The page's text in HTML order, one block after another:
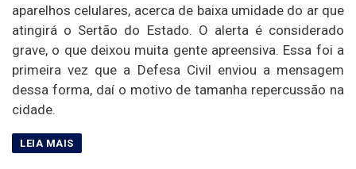
aparelhos celulares, acerca de baixa umidade do ar que
atingirá o Sertão do Estado. O alerta é considerado
grave, o que deixou muita gente apreensiva. Essa foi a
primeira vez que a Defesa Civil enviou a mensagem
dessa forma, daí o motivo de tamanha repercussão na
cidade.